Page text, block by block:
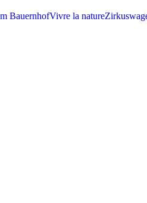
BauernhofVivre la nature